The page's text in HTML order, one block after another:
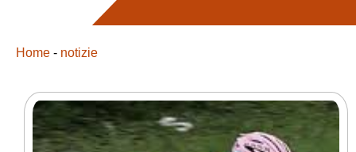
Home - notizie